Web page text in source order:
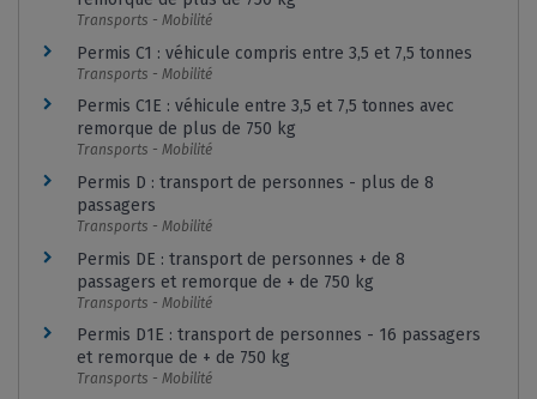
Transports - Mobilité
Permis C1 : véhicule compris entre 3,5 et 7,5 tonnes
Transports - Mobilité
Permis C1E : véhicule entre 3,5 et 7,5 tonnes avec
remorque de plus de 750 kg
Transports - Mobilité
Permis D : transport de personnes - plus de 8
passagers
Transports - Mobilité
Permis DE : transport de personnes + de 8
passagers et remorque de + de 750 kg
Transports - Mobilité
Permis D1E : transport de personnes - 16 passagers
et remorque de + de 750 kg
Transports - Mobilité